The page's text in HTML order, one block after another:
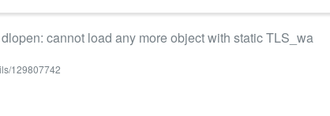
cannot load any more object with static TLS_wa
129807742